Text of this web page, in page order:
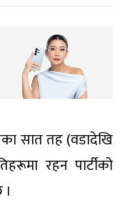
सात तह (वडादेखि
रहन पार्टीको